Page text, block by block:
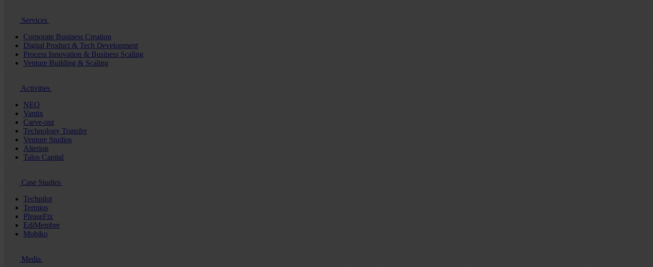
Services
Corporate Business Creation
Digital Product & Tech Development
Process Innovation & Business Scaling
Venture Building & Scaling
Activities
NEO
Vantix
Carve-out
Technology Transfer
Venture Studios
Alterion
Talos Capital
Case Studies
Techpilot
Termios
PleaseFix
EdiMembre
Mobiko
Media